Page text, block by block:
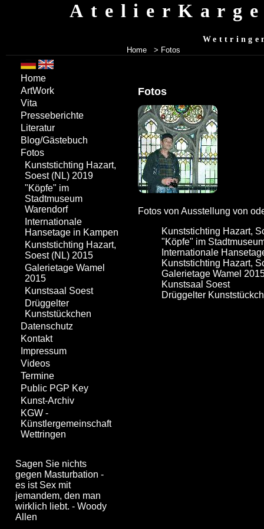
Home > Fotos
Fotos
Fotos von Ausstellung von
Kunststichting Hazart,
"Köpfe" im
Internationale
Kunststichting Hazart,
Galerietage Wamel
Kunstsaal Soest
Drüggelter
Home
ArtWork
Vita
Presseberichte
Literatur
Blog/Gästebuch
Fotos
Kunststichting Hazart,
Soest (NL) 2019
"Köpfe" im
Stadtmuseum
Warendorf
Internationale
Hansetage in Kampen
Kunststichting Hazart,
Soest (NL) 2015
Galerietage Wamel
2015
Kunstsaal Soest
Drüggelter
Kunststückchen
Datenschutz
Kontakt
Impressum
Videos
Termine
Public PGP Key
Kunst-Archiv
KGW -
Künstlergemeinschaft
Wettringen
Sagen Sie nichts
gegen Masturbation -
es ist Sex mit
jemandem, den man
wirklich liebt. - Woody
Allen